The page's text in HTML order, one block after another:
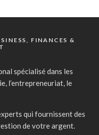
FINANCES &
spécialisé dans les
l’entrepreneuriat, le
qui fournissent des
de votre argent.